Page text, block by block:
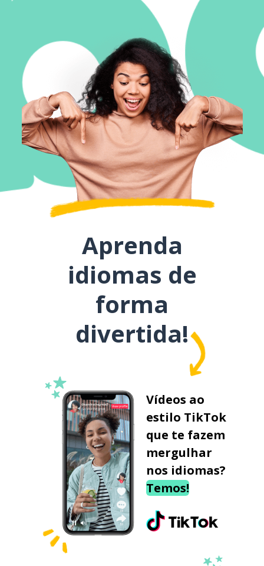
Aprenda
idiomas de
forma
divertida!
Vídeos ao
estilo TikTok
que te fazem
mergulhar
nos idiomas?
Temos!